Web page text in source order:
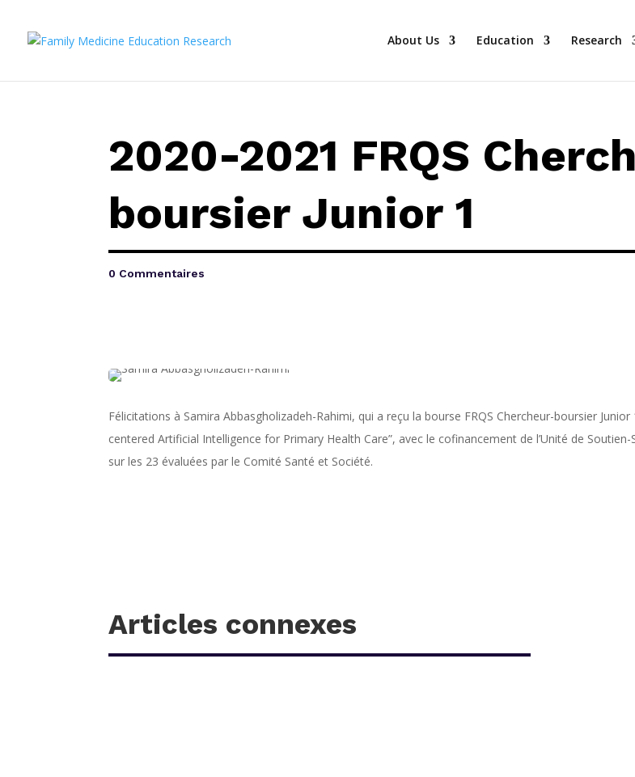
About Us Education Research
2020-2021 FRQS
boursier Junior 1
0 Commentaires
Félicitations à Samira Abbasgholizadeh-Rahimi, qui a reçu la bourse FRQS Chercheur-boursier
centered Artificial Intelligence for Primary Health Care”, avec le cofinancement de l’Unité de
sur les 23 évaluées par le Comité Santé et Société.
Articles connexes